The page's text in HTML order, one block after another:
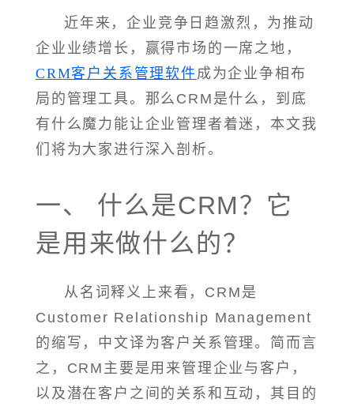
近年来，企业竞争日趋激烈，为推动
企业业绩增长，赢得市场的一席之地，
CRM客户关系管理软件成为企业争相布
局的管理工具。那么CRM是什么，到底
有什么魔力能让企业管理者着迷，本文我
们将为大家进行深入剖析。
一、 什么是CRM？它
是用来做什么的？
从名词释义上来看，CRM是
Customer Relationship Management
的缩写，中文译为客户关系管理。简而言
之，CRM主要是用来管理企业与客户，
以及潜在客户之间的关系和互动，其目的